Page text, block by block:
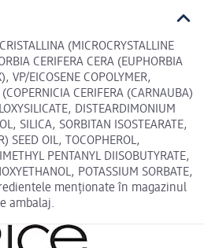
(MICROCRYSTALLINE
CERIFERA CERA (EUPHORBIA
VP/EICOSENE COPOLYMER,
CERIFERA (CARNAUBA)
DISTEARDIMONIUM
SILICA, SORBITAN ISOSTEARATE,
SEED OIL, TOCOPHEROL,
PENTANYL DIISOBUTYRATE,
POTASSIUM SORBATE,
menționate în magazinul
ambalaj.